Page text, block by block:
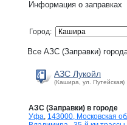
Информация о заправках
Город:
Все АЗС (Заправки)
АЗС Лукойл
(Кашира, ул. Путейская)
АЗС (Заправки) в городе
Уфа, 143000, Московская